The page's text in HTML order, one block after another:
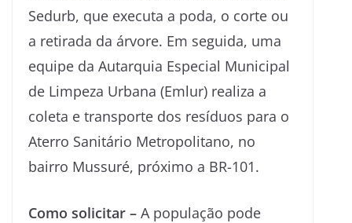
Sedurb, que executa a poda, o corte ou
a retirada da árvore. Em seguida, uma
equipe da Autarquia Especial Municipal
de Limpeza Urbana (Emlur) realiza a
coleta e transporte dos resíduos para o
Aterro Sanitário Metropolitano, no
bairro Mussuré, próximo a BR-101.
Como solicitar – A população pode